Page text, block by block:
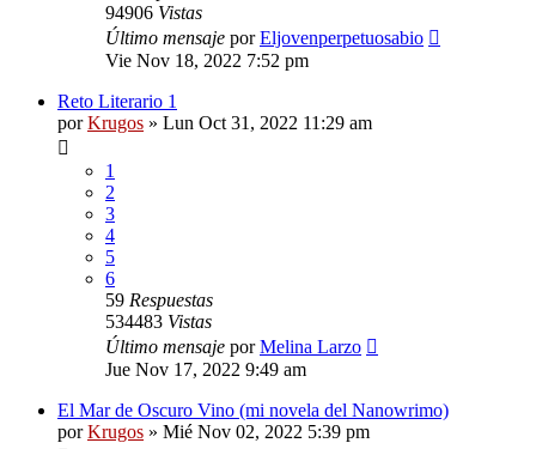
94906 Vistas
Último mensaje porEljovenperpetuosabio
Vie Nov 18, 2022 7:52 pm
Reto Literario 1
porKrugos » Lun Oct 31, 2022 11:29 am
1
2
3
4
5
6
59 Respuestas
534483 Vistas
Último mensaje porMelina Larzo
Jue Nov 17, 2022 9:49 am
El Mar de Oscuro Vino (mi novela del Nanowrimo)
porKrugos » Mié Nov 02, 2022 5:39 pm